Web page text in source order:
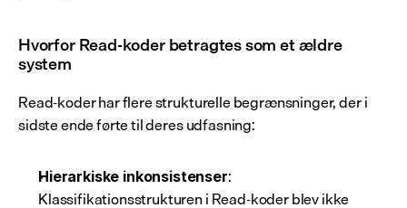
Hvorfor Read-koder betragtes som et ældre
system
Read-koder har flere strukturelle begrænsninger, der i
sidste ende førte til deres udfasning:
Hierarkiske inkonsistenser:
Klassifikationsstrukturen i Read-koder blev ikke